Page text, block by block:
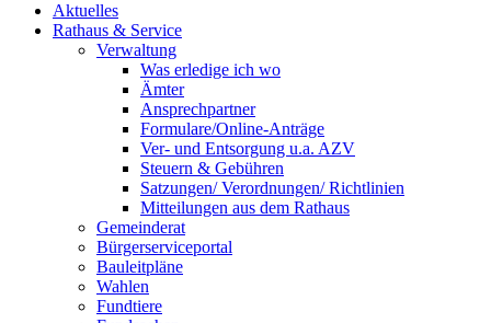
Aktuelles
Rathaus & Service
Verwaltung
Was erledige ich wo
Ämter
Ansprechpartner
Formulare/Online-Anträge
Ver- und Entsorgung u.a. AZV
Steuern & Gebühren
Satzungen/ Verordnungen/ Richtlinien
Mitteilungen aus dem Rathaus
Gemeinderat
Bürgerserviceportal
Bauleitpläne
Wahlen
Fundtiere